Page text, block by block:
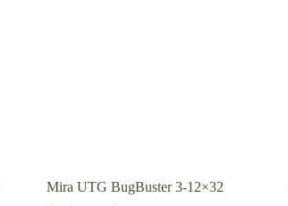
Mira UTG BugBuster 3-12×32